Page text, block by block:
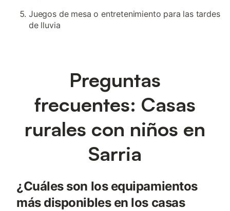
Juegos de mesa o entretenimiento para las tardes
de lluvia
Preguntas
frecuentes: Casas
rurales con niños en
Sarria
¿Cuáles son los equipamientos
más disponibles en los casas